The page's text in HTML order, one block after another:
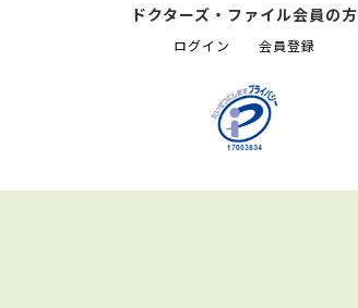
ドクターズ・ファイル会員の方
ログイン 会員登録